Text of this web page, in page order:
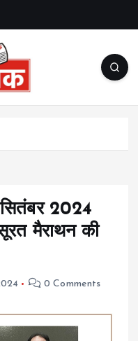
2024
मैराथन की
0 Comments